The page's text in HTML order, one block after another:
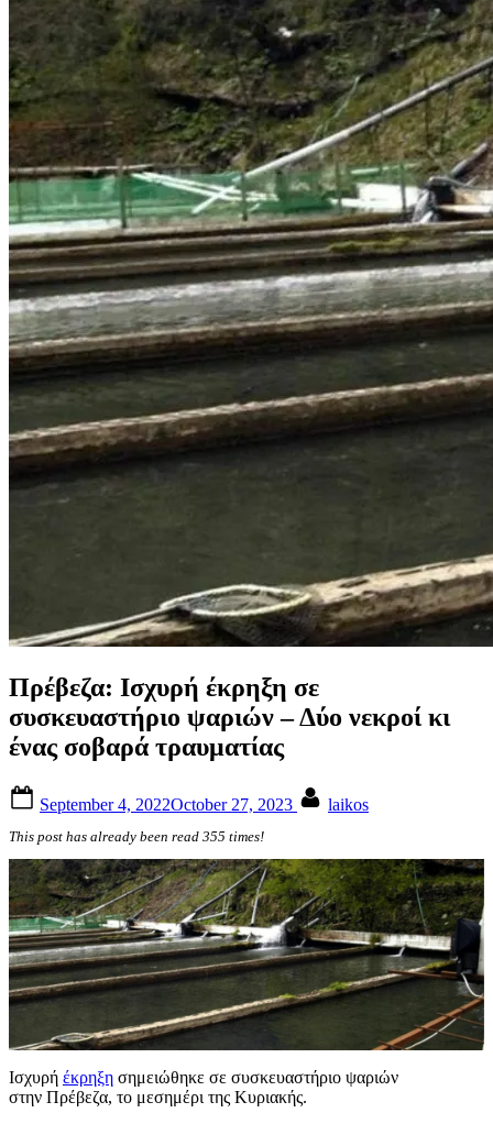
Πρέβεζα: Ισχυρή έκρηξη σε
συσκευαστήριο ψαριών – Δύο νεκροί κι
ένας σοβαρά τραυματίας
on
September 4, 2022October 27, 2023 laikos
This post has already been read 355 times!
Ισχυρή έκρηξη σημειώθηκε σε συσκευαστήριο ψαριών
στην Πρέβεζα, το μεσημέρι της Κυριακής.